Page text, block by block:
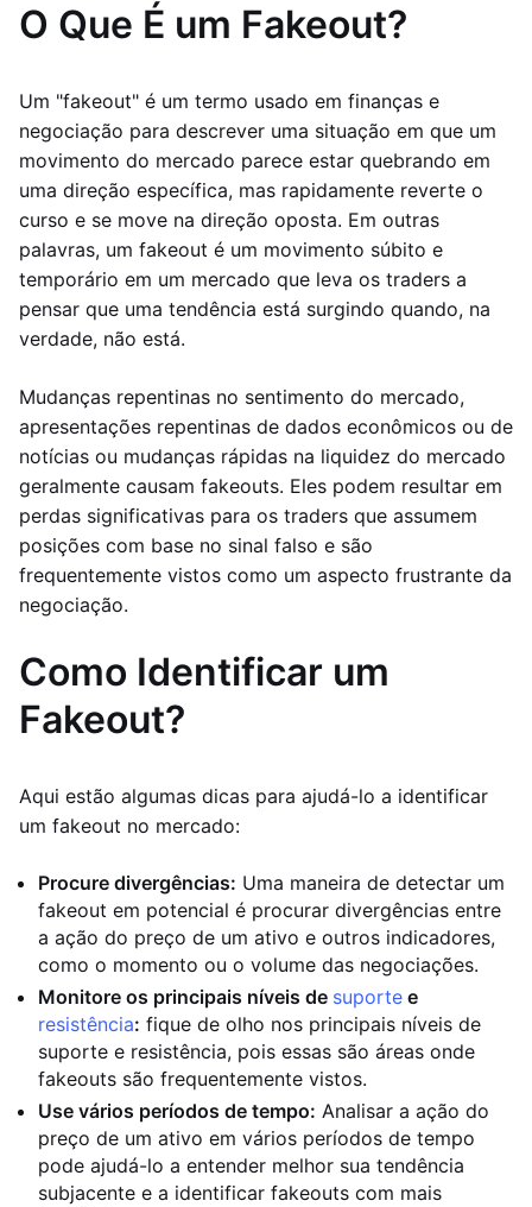
O Que É um Fakeout?
Um "fakeout" é um termo usado em finanças e
negociação para descrever uma situação em que um
movimento do mercado parece estar quebrando em
uma direção específica, mas rapidamente reverte o
curso e se move na direção oposta. Em outras
palavras, um fakeout é um movimento súbito e
temporário em um mercado que leva os traders a
pensar que uma tendência está surgindo quando, na
verdade, não está.
Mudanças repentinas no sentimento do mercado,
apresentações repentinas de dados econômicos ou de
notícias ou mudanças rápidas na liquidez do mercado
geralmente causam fakeouts. Eles podem resultar em
perdas significativas para os traders que assumem
posições com base no sinal falso e são
frequentemente vistos como um aspecto frustrante da
negociação.
Como Identificar um
Fakeout?
Aqui estão algumas dicas para ajudá-lo a identificar
um fakeout no mercado:
Procure divergências: Uma maneira de detectar um
fakeout em potencial é procurar divergências entre
a ação do preço de um ativo e outros indicadores,
como o momento ou o volume das negociações.
Monitore os principais níveis de suporte e
resistência: fique de olho nos principais níveis de
suporte e resistência, pois essas são áreas onde
fakeouts são frequentemente vistos.
Use vários períodos de tempo: Analisar a ação do
preço de um ativo em vários períodos de tempo
pode ajudá-lo a entender melhor sua tendência
subjacente e a identificar fakeouts com mais